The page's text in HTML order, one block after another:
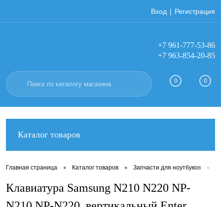
Вход Регистрация
+7 961-777-53-86
+7 963-854-20-85
0 0
Каталог товаров
Главная страница • Каталог товаров • Запчасти для ноутбуков •
Клавиатура Samsung N210 N220 NP-